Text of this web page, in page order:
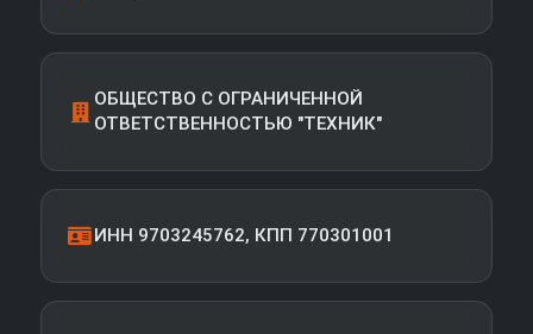
ОБЩЕСТВО С ОГРАНИЧЕННОЙ
ОТВЕТСТВЕННОСТЬЮ "ТЕХНИК"
ИНН 9703245762, КПП 770301001